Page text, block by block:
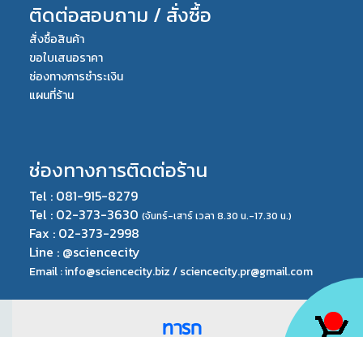
ติดต่อสอบถาม / สั่งซื้อ
สั่งซื้อสินค้า
ขอใบเสนอราคา
ช่องทางการชำระเงิน
แผนที่ร้าน
ช่องทางการติดต่อร้าน
Tel : 081-915-8279
Tel : 02-373-3630 (จันทร์-เสาร์ เวลา 8.30 น.-17.30 น.)
Fax : 02-373-2998
Line : @sciencecity
Email : info@sciencecity.biz /sciencecity.pr@gmail.com
ทารก